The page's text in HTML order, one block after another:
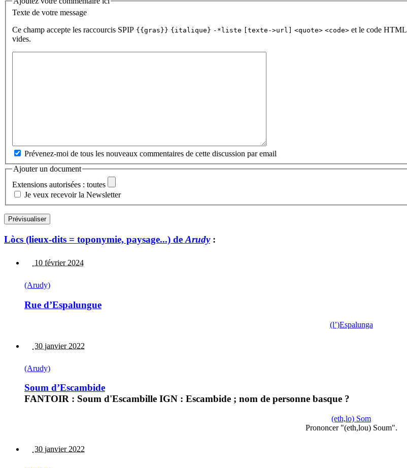
Texte de votre message
Ce champ accepte les raccourcis SPIP {{gras}} {italique} -*liste [texte->url] <quote> <code> et le code HTML
vides.
Prévenez-moi de tous les nouveaux commentaires de cette discussion par email
Ajouter un document
Extensions autorisées : toutes
Je veux recevoir la Newsletter
Lòcs (lieux-dits = toponymie, paysage...) de Arudy:
10 février 2024
(Arudy)
Rue d’Espalungue
(l’)Espalunga
30 janvier 2022
(Arudy)
Soum d’Escambide
FANTOIR : Soum d'Escambille IGN : Escambide ; nom de personne basque ?
(eth,lo) Som
Prononcer "(eth,lou) Soum".
30 janvier 2022